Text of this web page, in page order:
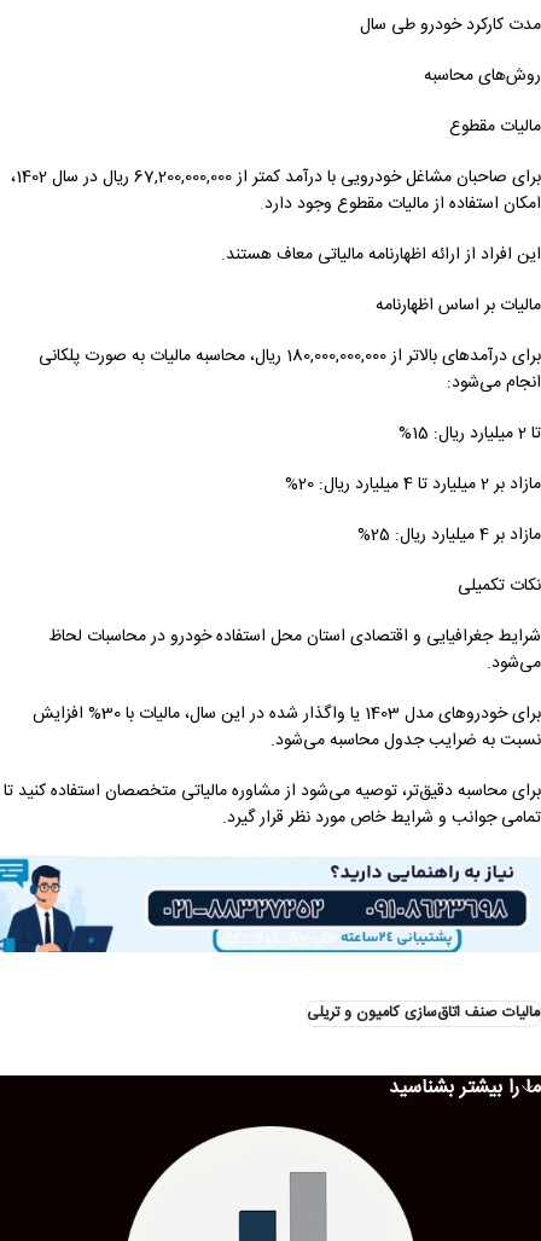
مدت کارکرد خودرو طی سال
روش‌های محاسبه
مالیات مقطوع
برای صاحبان مشاغل خودرویی با درآمد کمتر از 67,200,000,000 ریال در سال 1402،
امکان استفاده از مالیات مقطوع وجود دارد.
این افراد از ارائه اظهارنامه مالیاتی معاف هستند.
مالیات بر اساس اظهارنامه
برای درآمدهای بالاتر از 180,000,000,000 ریال، محاسبه مالیات به صورت پلکانی
انجام می‌شود:
تا 2 میلیارد ریال: 15%
مازاد بر 2 میلیارد تا 4 میلیارد ریال: 20%
مازاد بر 4 میلیارد ریال: 25%
نکات تکمیلی
شرایط جغرافیایی و اقتصادی استان محل استفاده خودرو در محاسبات لحاظ
می‌شود.
برای خودروهای مدل 1403 یا واگذار شده در این سال، مالیات با 30% افزایش
نسبت به ضرایب جدول محاسبه می‌شود.
برای محاسبه دقیق‌تر، توصیه می‌شود از مشاوره مالیاتی متخصصان استفاده کنید تا
تمامی جوانب و شرایط خاص مورد نظر قرار گیرد.
مالیات صنف اتاق‌سازی کامیون و تریلی
ما را بیشتر بشناسید